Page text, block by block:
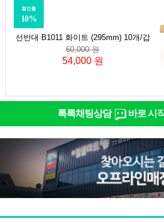
선반대 B1011 화이트 (295mm) 10개/갑
할인률
10%
60,000 원
54,000 원
톡톡채팅상담 바로 시